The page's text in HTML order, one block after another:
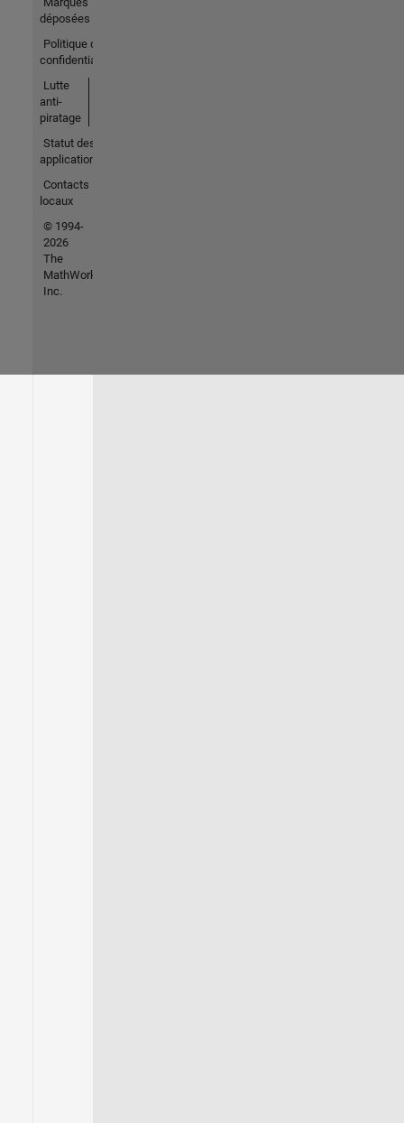
déposées
Politique de
confidentialité
Lutte
anti-
piratage
Statut des
applications
Contacts
locaux
© 1994-
2026
The
MathWorks,
Inc.